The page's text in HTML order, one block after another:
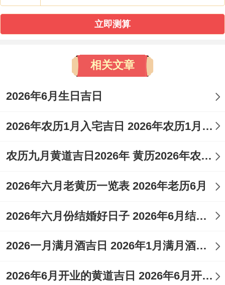
立即测算
相关文章
2026年6月生日吉日
2026年农历1月入宅吉日 2026年农历1月入宅最好的日子
农历九月黄道吉日2026年 黄历2026年农历九月黄道吉日查询
2026年六月老黄历一览表 2026年老历6月
2026年六月份结婚好日子 2026年6月结婚好吗
2026一月满月酒吉日 2026年1月满月酒吉日
2026年6月开业的黄道吉日 2026年6月开业黄道吉日查询